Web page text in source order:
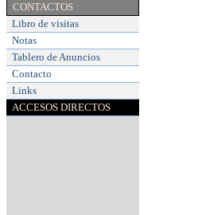
CONTACTOS
Libro de visitas
Notas
Tablero de Anuncios
Contacto
Links
ACCESOS DIRECTOS